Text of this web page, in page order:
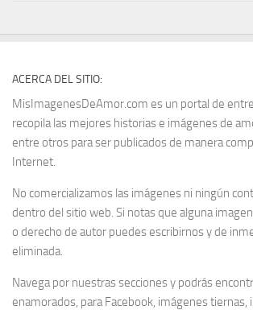
ACERCA DEL SITIO:
MisImagenesDeAmor.com es un portal de
recopila las mejores historias e imágenes de
entre otros para ser publicados de manera
Internet.
No comercializamos las imágenes ni ningún
dentro del sitio web. Si notas que alguna
o derecho de autor puedes escribirnos y de
eliminada.
Navega por nuestras secciones y podrás
enamorados, para Facebook, imágenes tiernas,